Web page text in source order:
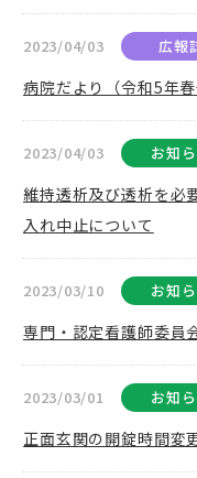
2023/04/03 広報
病院だより（令和5年
2023/04/03 お知
維持透析及び透析を必
入れ中止について
2023/03/10 お知
専門・認定看護師委
2023/03/01 お知
正面玄関の開錠時間変